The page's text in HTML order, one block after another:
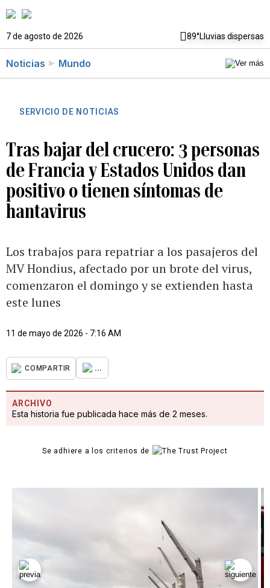
7 de agosto de 2026 89°Lluvias dispersas
Noticias Mundo
SERVICIO DE NOTICIAS
Tras bajar del crucero: 3 personas
de Francia y Estados Unidos dan
positivo o tienen síntomas de
hantavirus
Los trabajos para repatriar a los pasajeros del
MV Hondius, afectado por un brote del virus,
comenzaron el domingo y se extienden hasta
este lunes
11 de mayo de 2026 - 7:16 AM
COMPARTIR ...
ARCHIVO
Esta historia fue publicada hace más de 2 meses.
Se adhiere a los criterios de